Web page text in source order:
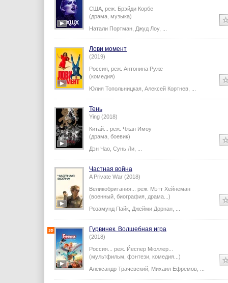
США, реж. Брэйди Корбе
(драма, музыка)
Натали Портман Джуд Лоу,
Лови момент
(2019)
Россия, реж. Антонина Руже
(комедия)
Юлия Топольницкая Алексей Кортнев
Тень
Ying (2018)
Китай... реж. Чжан Имоу
(драма, боевик)
Дэн Чао Сунь Ли
Частная война
A Private War (2018)
Великобритания... реж. Мэтт Хейнеман
(военный, биография, драма...)
Розамунд Пайк Джейми Дорнан
Гурвинек. Волшебная игра
(2018)
Россия... реж. Йеспер Мюллер
(мультфильм, фэнтези, комедия...)
Александр Трачевский Михаил Ефремов